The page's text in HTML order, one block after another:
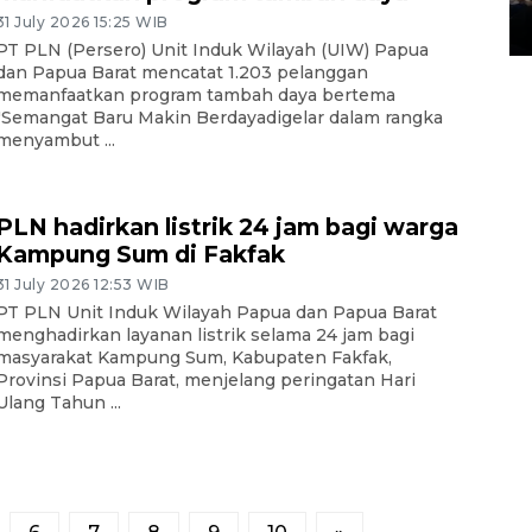
July 2026 15:25 WIB
PLN (Persero) Unit Induk Wilayah (UIW) Papua
Papua Barat mencatat 1.203 pelanggan
program tambah daya bertema
Baru Makin Berdayadigelar dalam rangka
...
hadirkan listrik 24 jam bagi warga
Sum di Fakfak
July 2026 12:53 WIB
PLN Unit Induk Wilayah Papua dan Papua Barat
layanan listrik selama 24 jam bagi
Kampung Sum, Kabupaten Fakfak,
Papua Barat, menjelang peringatan Hari
Tahun ...
14 March 2022 15:11 WIB, 2022